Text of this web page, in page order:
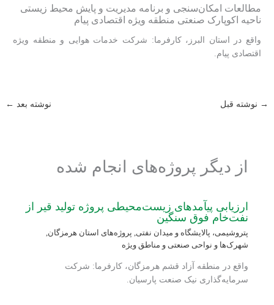
مطالعات امکان‌سنجی و برنامه مدیریت و پایش محیط زیستی
ناحیه اکوپارک صنعتی منطقه ویژه اقتصادی پیام
واقع در استان البرز، کارفرما: شرکت خدمات هوایی و منطقه ویژه
اقتصادی پیام.
→ نوشته قبل نوشته بعد ←
از دیگر پروژه‌های انجام شده
ارزیابی پی‏آمدهای زیست‌محیطی پروژه تولید قیر از
نفت‌خام فوق سنگین
پتروشیمی، پالایشگاه و میدان نفتی, پروژه‌های استان هرمزگان,
شهرک‌ها و نواحی صنعتی و مناطق ویژه
واقع در منطقه آزاد قشم هرمزگان، کارفرما: شرکت
سرمایه‌گذاری نیک صنعت پارسیان.